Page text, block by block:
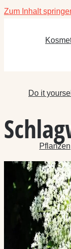
Zum Inhalt
Do it
Pflanzen